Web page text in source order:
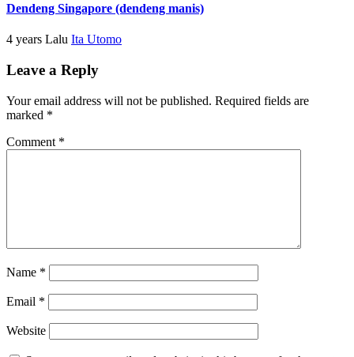
Dendeng Singapore (dendeng manis)
4 years Lalu Ita Utomo
Leave a Reply
Your email address will not be published. Required fields are
marked *
Comment *
Name *
Email *
Website